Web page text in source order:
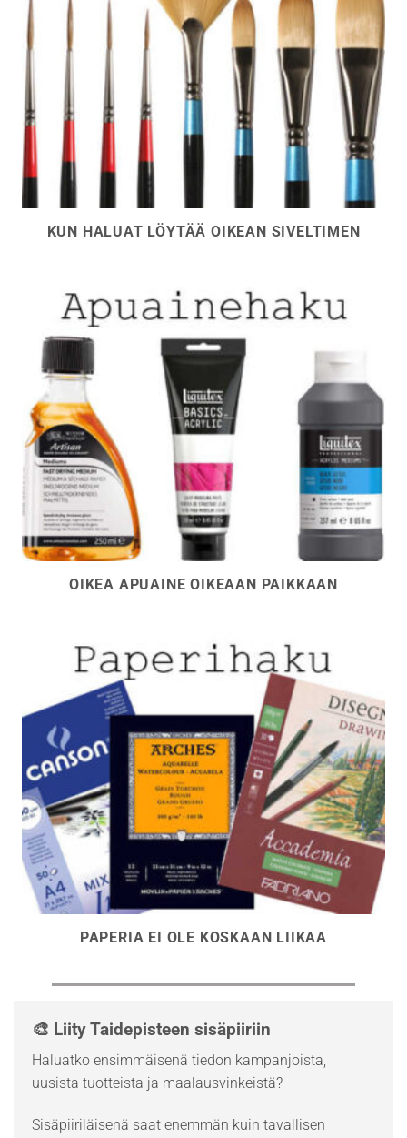
KUN HALUAT LÖYTÄÄ OIKEAN SIVELTIMEN
OIKEA APUAINE OIKEAAN PAIKKAAN
PAPERIA EI OLE KOSKAAN LIIKAA
🎨 Liity Taidepisteen sisäpiiriin
Haluatko ensimmäisenä tiedon kampanjoista,
uusista tuotteista ja maalausvinkeistä?
Sisäpiiriläisenä saat enemmän kuin tavallisen